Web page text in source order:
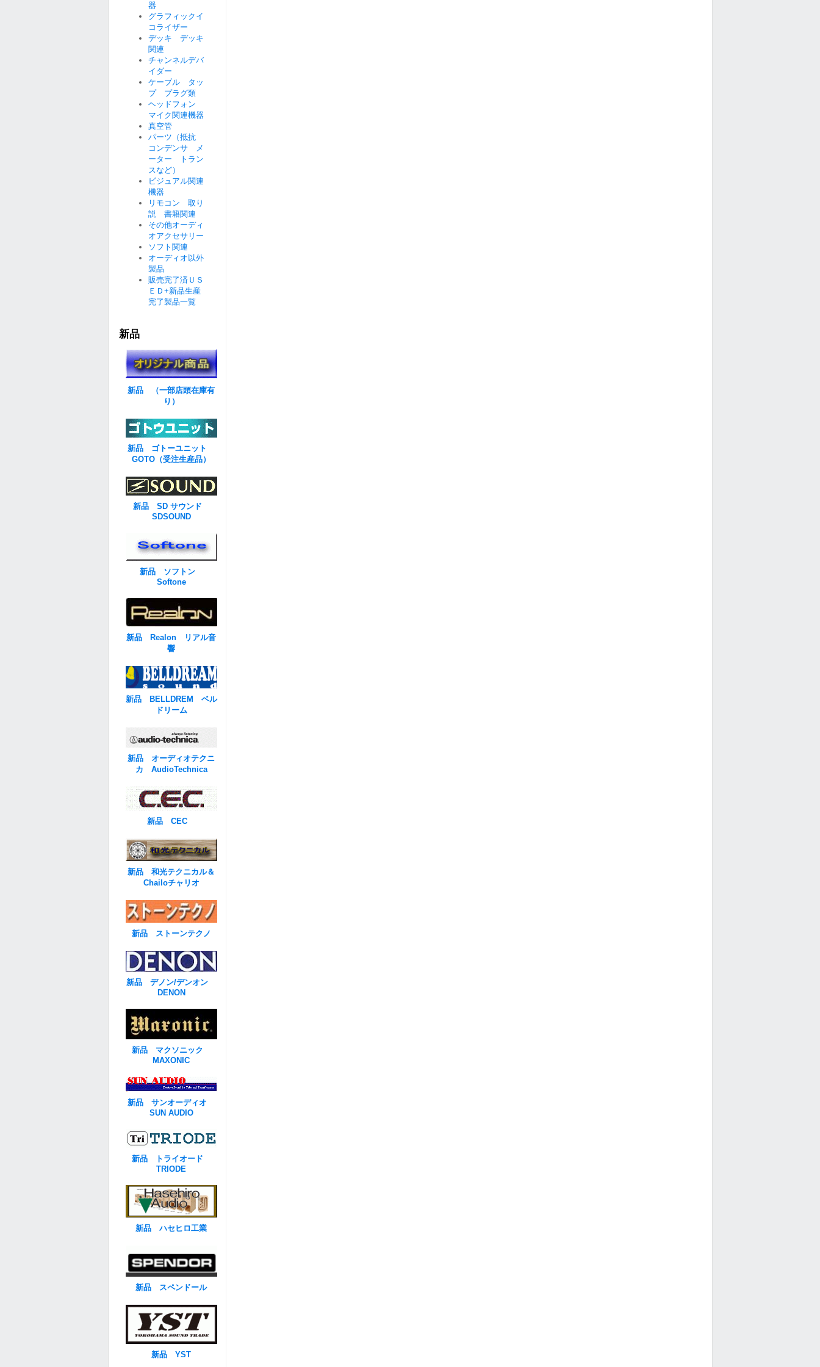
器
グラフィックイ
コライザー
デッキ デッキ
関連
チャンネルデバ
イダー
ケーブル タッ
プ プラグ類
ヘッドフォン
マイク関連機器
真空管
パーツ（抵抗
コンデンサ メ
ーター トラン
スなど）
ビジュアル関連
機器
リモコン 取り
説 書籍関連
その他オーディ
オアクセサリー
ソフト関連
オーディオ以外
製品
販売完了済ＵＳ
ＥＤ+新品生産
完了製品一覧
新品
新品 （一部店頭在庫有
り）
新品 ゴトーユニット
GOTO（受注生産品）
新品 SD サウンド
SDSOUND
新品 ソフトン
Softone
新品 Realon リアル音
響
新品 BELLDREM ベル
ドリーム
新品 オーディオテクニ
カ AudioTechnica
新品 CEC
新品 和光テクニカル＆
Chailoチャリオ
新品 ストーンテクノ
新品 デノン/デンオン
DENON
新品 マクソニック
MAXONIC
新品 サンオーディオ
SUN AUDIO
新品 トライオード
TRIODE
新品 ハセヒロ工業
新品 スペンドール
新品 YST